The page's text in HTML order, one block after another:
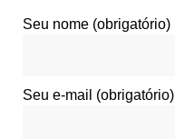
Seu nome (obrigatório)
Seu e-mail (obrigatório)